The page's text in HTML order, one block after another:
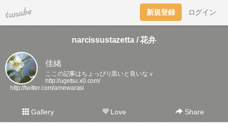
tuna.be 新規登録 ログイン
narcissustazetta / 花弁
佳緒
ここの記事はちょっぴり黒いと良いなｖ
http://ugetsu.x0.com/
http://twitter.com/amewarasi
Gallery Love Share